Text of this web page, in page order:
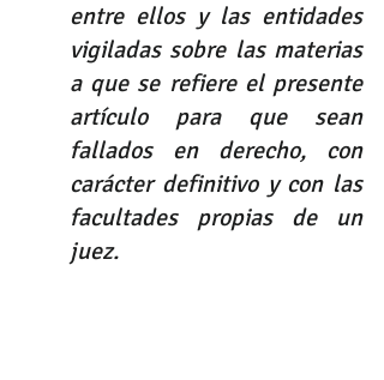
entre ellos y las entidades
vigiladas sobre las materias
a que se refiere el presente
artículo para que sean
fallados en derecho, con
carácter definitivo y con las
facultades propias de un
juez.